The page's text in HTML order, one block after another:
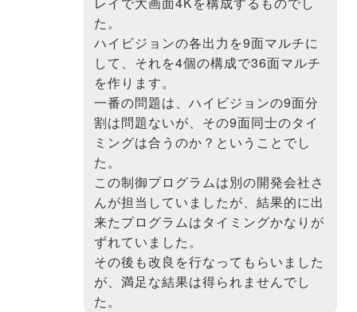
た。
ハイビジョンの各出力を9面マルチに
して、それを4個の構成で36面マルチ
を作ります。
一番の問題は、ハイビジョンの9面分
割は問題ないが、その9面同士のタイ
ミングは合うのか？ということでし
た。
この制御プログラムは別の開発会社さ
んが担当していましたが、結果的に出
来たプログラムはタイミングかなりが
ずれていました。
その後も改良を行なってもらいました
が、満足な結果は得られませんでし
た。